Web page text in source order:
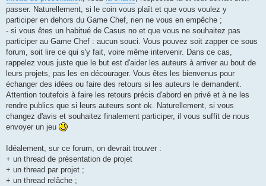
passer. Naturellement, si le coin vous plaît et que vous voulez y
participer en dehors du Game Chef, rien ne vous en empêche ;
- si vous êtes un habitué de Casus no et que vous ne souhaitez pas
participer au Game Chef : aucun souci. Vous pouvez soit zapper ce sous
forum, soit lire ce qui s'y fait, voire même intervenir. Dans ce cas,
rappelez vous juste que le but est d'aider les auteurs à arriver au bout de
leurs projets, pas les en décourager. Vous êtes les bienvenus pour
échanger des idées ou faire des retours si les auteurs le demandent.
Attention toutefois à faire les retours précis d'abord en privé et à ne les
rendre publics que si leurs auteurs sont ok. Naturellement, si vous
changez d'avis et souhaitez finalement participer, il vous suffit de nous
envoyer un jeu
Idéalement, sur ce forum, on devrait trouver :
+ un thread de présentation de projet
+ un thread par projet ;
+ un thread relâche ;